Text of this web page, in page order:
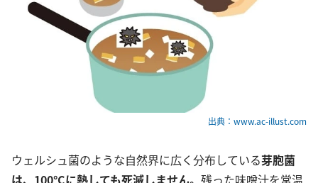
出典：www.ac-illust.com
ウェルシュ菌のような自然界に広く分布している芽胞菌
は、100°Cに熱しても死滅しません。 残った味噌汁を常温